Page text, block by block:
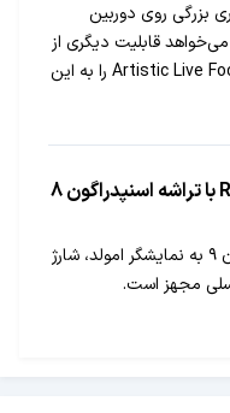
بزرگی روی دوربین
می‌خواهد قابلیت دیگری از
عکاسی محاسباتی به نام Artistic Live Focus را به این
ایسوس ROG Phone 9 FE با تراشه اسنپدراگون 8
نسخه اقتصادی سری راگ فون ۹ به نمایشگر امولد،‌ شارژ